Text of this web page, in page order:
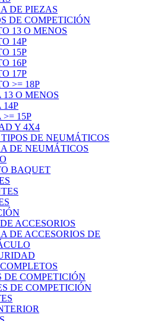
DE PIEZAS
DE COMPETICIÓN
13 O MENOS
14P
15P
16P
17P
>= 18P
13 O MENOS
14P
>= 15P
Y 4X4
DE NEUMÁTICOS
DE NEUMÁTICOS
BAQUET
ACCESORIOS
DE ACCESORIOS DE
DE COMPETICIÓN
DE COMPETICIÓN